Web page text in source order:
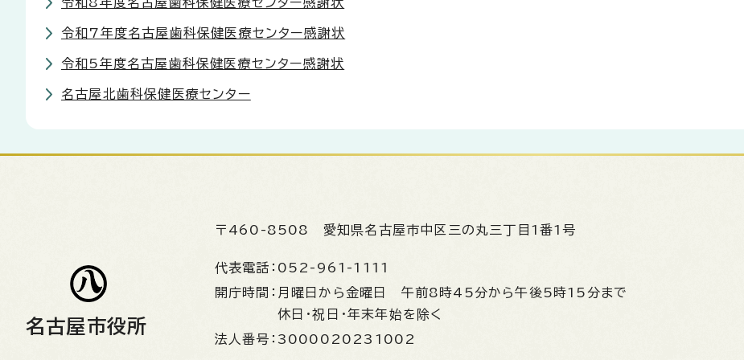
令和7年度名古屋歯科保健医療センター感謝状
令和5年度名古屋歯科保健医療センター感謝状
名古屋北歯科保健医療センター
名古屋市役所
〒460-8508 愛知県名古屋市中区三の丸三丁目1番1号
代表電話： 052-961-1111
開庁時間： 月曜日から金曜日 午前8時45分から午後5時15分まで
休日・祝日・年末年始を除く
法人番号： 3000020231002